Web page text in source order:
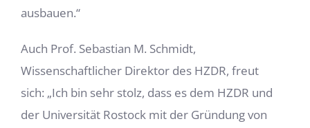
ausbauen.“
Auch Prof. Sebastian M. Schmidt,
Wissenschaftlicher Direktor des HZDR, freut
sich: „Ich bin sehr stolz, dass es dem HZDR und
der Universität Rostock mit der Gründung von